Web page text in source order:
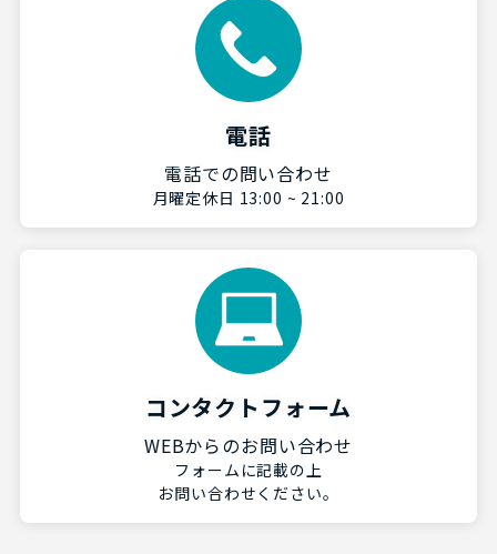
電話
電話での問い合わせ
月曜定休日 13:00 ~ 21:00
コンタクトフォーム
WEBからのお問い合わせ
フォームに記載の上
お問い合わせください。